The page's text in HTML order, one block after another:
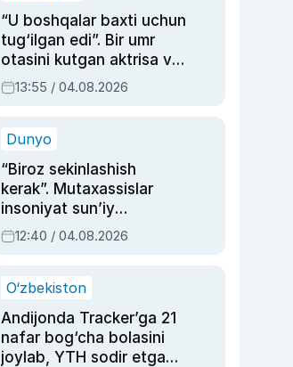
“U boshqalar baxti uchun
tug‘ilgan edi”. Bir umr
otasini kutgan aktrisa va
dublyaj ustasi Rimma
Ahmedovaning
13:55 / 04.08.2026
Dunyo
“Biroz sekinlashish
kerak”. Mutaxassislar
insoniyat sun’iy
intellektni boshqara
olmay qolishidan xavotir
12:40 / 04.08.2026
O‘zbekiston
Andijonda Tracker’ga 21
nafar bog‘cha bolasini
joylab, YTH sodir etgan